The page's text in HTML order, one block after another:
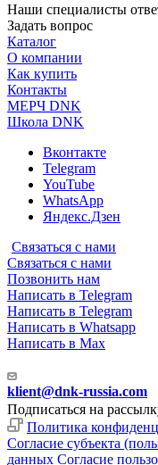
Наши специалисты
Задать вопрос
Каталог
О компании
Как купить
Контакты
МЕРЧ DNK
Школа DNK
Вконтакте
Telegram
YouTube
WhatsApp
Яндекс.Дзен
Связаться с нами
Связаться с нами
Позвонить нам
Написать в Telegram
Написать в Telegram
Написать в Whatsapp
Написать в Max
klient@dnk-russia.com
Подписаться на
Политика
Согласие субъекта
данных Согласие